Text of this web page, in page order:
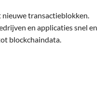
transactieblokken.
en applicaties snel en
blockchaindata.